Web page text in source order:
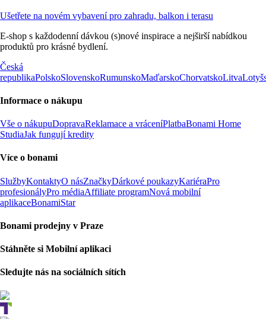
Ušetřete na novém vybavení pro zahradu, balkon i terasu
E-shop s každodenní dávkou (s)nové inspirace a nejširší nabídkou
produktů pro krásné bydlení.
Česká
republikaPolskoSlovenskoRumunskoMaďarskoChorvatskoLitva
Informace o nákupu
Vše o nákupuDopravaReklamace a vráceníPlatbaBonami Home
StudiaJak fungují kredity
Více o bonami
SlužbyKontaktyO násZnačkyDárkové poukazyKariéraPro
profesionályPro médiaAffiliate programNová mobilní
aplikaceBonamiStar
Bonami prodejny v Praze
Stáhněte si Mobilní aplikaci
Sledujte nás na sociálních sítích